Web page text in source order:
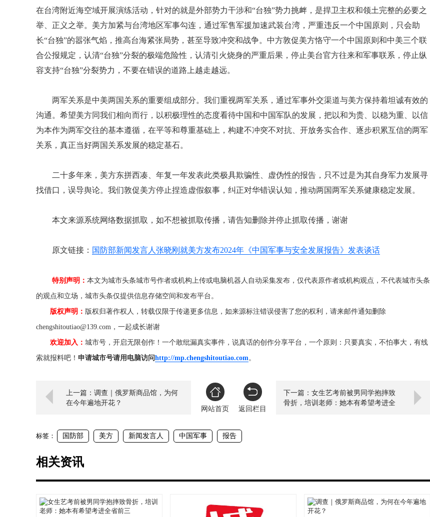
在台湾附近海空域开展演练活动，针对的就是外部势力干涉和“台独”势力挑衅，是捍卫主权和领土完整的必要之
举、正义之举。美方加紧与台湾地区军事勾连，通过军售军援加速武装台湾，严重违反一个中国原则，只会助
长“台独”的嚣张气焰，推高台海紧张局势，甚至导致冲突和战争。中方敦促美方恪守一个中国原则和中美三个联
合公报规定，认清“台独”分裂的极端危险性，认清引火烧身的严重后果，停止美台官方往来和军事联系，停止纵
容支持“台独”分裂势力，不要在错误的道路上越走越远。
两军关系是中美两国关系的重要组成部分。我们重视两军关系，通过军事外交渠道与美方保持着坦诚有效的
沟通。希望美方同我们相向而行，以积极理性的态度看待中国和中国军队的发展，把以和为贵、以稳为重、以信
为本作为两军交往的基本遵循，在平等和尊重基础上，构建不冲突不对抗、开放务实合作、逐步积累互信的两军
关系，真正当好两国关系发展的稳定基石。
二十多年来，美方东拼西凑、年复一年发表此类极具欺骗性、虚伪性的报告，只不过是为其自身军力发展寻
找借口，误导舆论。我们敦促美方停止捏造虚假叙事，纠正对华错误认知，推动两国两军关系健康稳定发展。
本文来源系统网络数据抓取，如不想被抓取传播，请告知删除并停止抓取传播，谢谢
原文链接： 国防部新闻发言人张晓刚就美方发布2024年《中国军事与安全发展报告》发表谈话
特别声明： 本文为城市头条城市号作者或机构上传或电脑机器人自动采集发布，仅代表原作者或机构观点，不代表城市头条
的观点和立场，城市头条仅提供信息存储空间和发布平台。
版权声明： 版权归著作权人，转载仅限于传递更多信息，如来源标注错误侵害了您的权利，请来邮件通知删除
chengshitoutiao@139.com，一起成长谢谢
欢迎加入： 城市号，开启无限创作！一个敢纰漏真实事件，说真话的创作分享平台，一个原则：只要真实，不怕事大，有线
索就报料吧！ 申请城市号请用电脑访问http://mp.chengshitoutiao.com。
上一篇：调查｜俄罗斯商品馆，为何
在今年遍地开花？
网站首页
返回栏目
下一篇：女生艺考前被男同学抱摔致
骨折，培训老师：她本有希望考进全
标签： 国防部 美方 新闻发言人 中国军事 报告
相关资讯